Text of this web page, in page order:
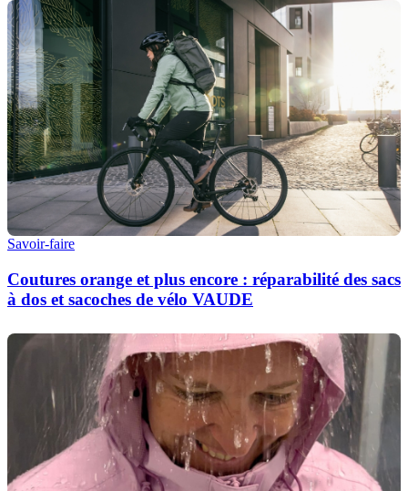
Savoir-faire
Coutures orange et plus encore : réparabilité des sacs
à dos et sacoches de vélo VAUDE